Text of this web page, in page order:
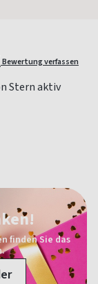
Bewertung verfassen
finden Sie das